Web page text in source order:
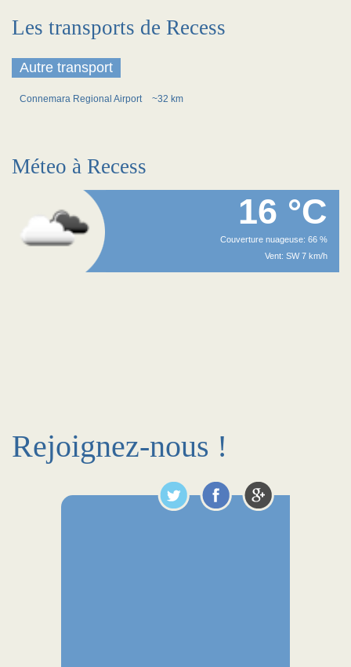
Les transports de Recess
Autre transport
Connemara Regional Airport ~32 km
Méteo à Recess
16 °C
Couverture nuageuse: 66 %
Vent: SW 7 km/h
Rejoignez-nous !